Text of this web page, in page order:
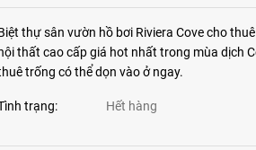
thự sân vườn hồ bơi Riviera Cove cho
thất cao cấp giá hot nhất trong mùa dịch
trống có thể dọn vào ở ngay.
trạng: Hết hàng